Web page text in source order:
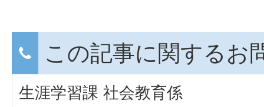
この記事に関するお
生涯学習課 社会教育係